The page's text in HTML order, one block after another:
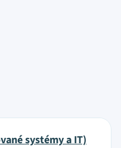
systémy a IT)